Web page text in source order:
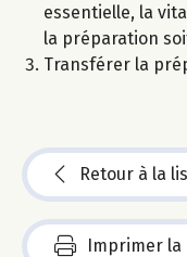
essentielle, la
la préparation
Transférer la
Retour à la
Imprimer la